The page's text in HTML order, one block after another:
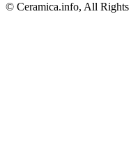
© Ceramica.info, All Rights